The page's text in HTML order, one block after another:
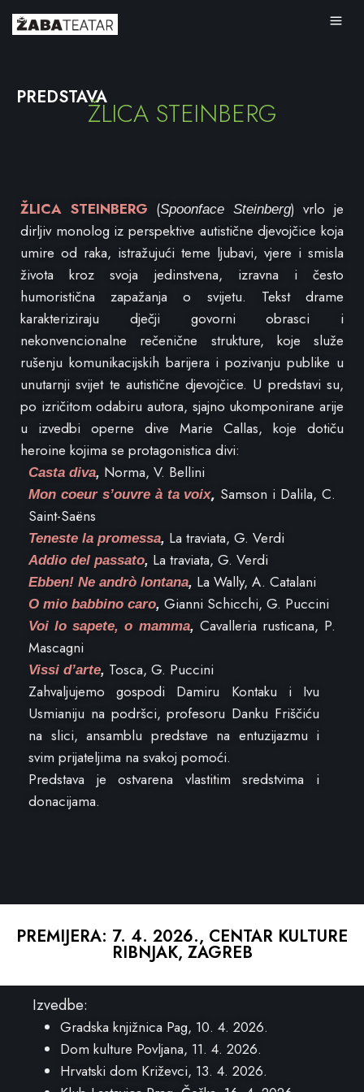
PREDSTAVAŽLICA STEINBERG
ŽLICA STEINBERG (Spoonface Steinberg) vrlo je
dirljiv monolog iz perspektive autistične djevojčice koja
umire od raka, istražujući teme ljubavi, vjere i smisla
života kroz svoja jedinstvena, izravna i često
humoristična zapažanja o svijetu. Tekst drame
karakteriziraju dječji govorni obrasci i
nekonvencionalne rečenične strukture, koje služe
rušenju komunikacijskih barijera i pozivanju publike u
unutarnji svijet te autistične djevojčice. U predstavi su,
po izričitom odabiru autora, sjajno ukomponirane arije
u izvedbi operne dive Marie Callas, koje dotiču
heroine kojima se protagonistica divi:
Casta diva, Norma, V. Bellini
Mon coeur s’ouvre à ta voix, Samson i Dalila, C.
Saint-Saëns
Teneste la promessa, La traviata, G. Verdi
Addio del passato, La traviata, G. Verdi
Ebben! Ne andrò lontana, La Wally, A. Catalani
O mio babbino caro, Gianni Schicchi, G. Puccini
Voi lo sapete, o mamma, Cavalleria rusticana, P.
Mascagni
Vissi d’arte, Tosca, G. Puccini
Zahvaljujemo gospodi Damiru Kontaku i Ivu
Usmianiju na podršci, profesoru Danku Friščiću
na slici, ansamblu predstave na entuzijazmu i
svim prijateljima na svakoj pomoći.
Predstava je ostvarena vlastitim sredstvima i
donacijama.
PREMIJERA: 7. 4. 2026., CENTAR KULTURE
RIBNJAK, ZAGREB
Izvedbe:
Gradska knjižnica Pag, 10. 4. 2026.
Dom kulture Povljana, 11. 4. 2026.
Hrvatski dom Križevci, 13. 4. 2026.